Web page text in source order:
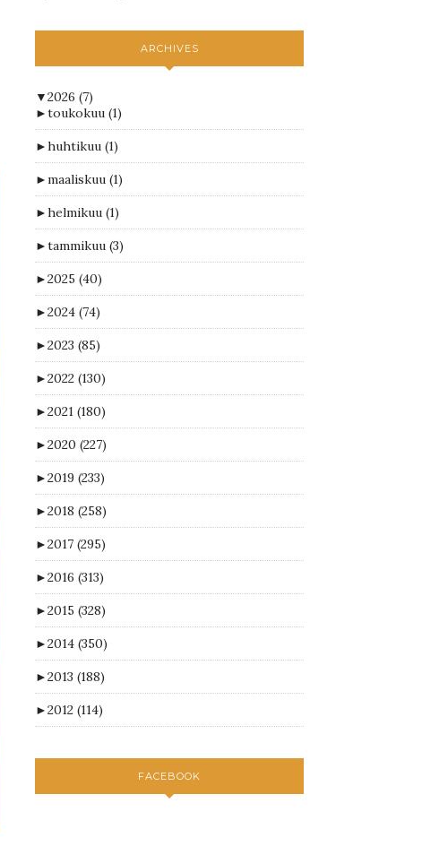
ARCHIVES
▼2026 (7)
►toukokuu (1)
►huhtikuu (1)
►maaliskuu (1)
►helmikuu (1)
►tammikuu (3)
►2025 (40)
►2024 (74)
►2023 (85)
►2022 (130)
►2021 (180)
►2020 (227)
►2019 (233)
►2018 (258)
►2017 (295)
►2016 (313)
►2015 (328)
►2014 (350)
►2013 (188)
►2012 (114)
FACEBOOK